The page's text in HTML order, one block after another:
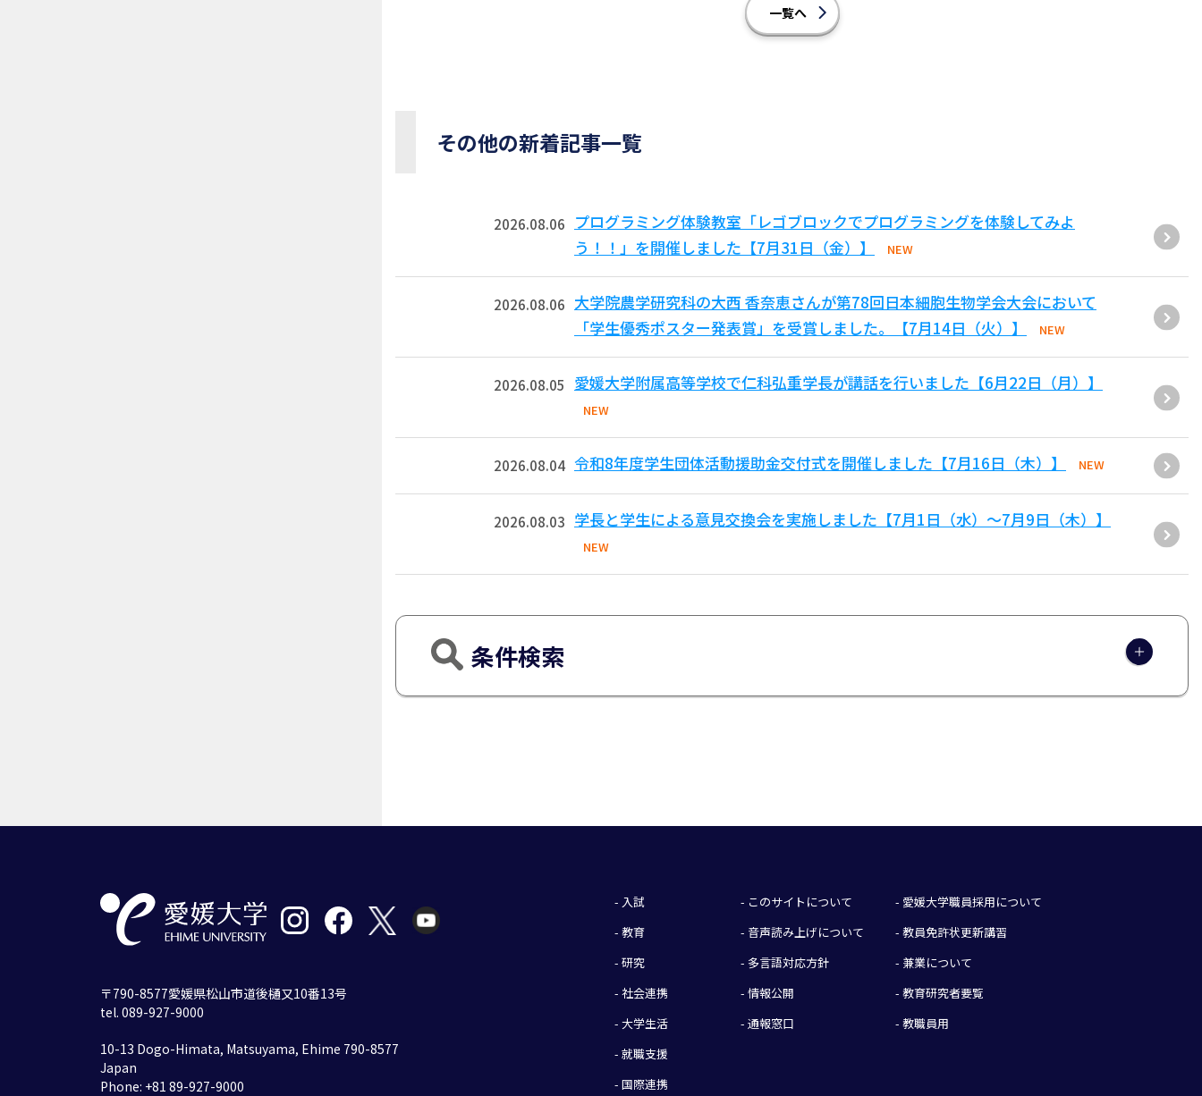
一覧へ
その他の新着記事一覧
2026.08.06
プログラミング体験教室「レゴブロックでプログラミングを体験してみよ
う！！」を開催しました【7月31日（金）】
NEW
2026.08.06 大学院農学研究科の大西 香奈恵さんが第78回日本細胞生物学会大会において
「学生優秀ポスター発表賞」を受賞しました。【7月14日（火）】
NEW
2026.08.05 愛媛大学附属高等学校で仁科弘重学長が講話を行いました【6月22日（月）】
NEW
2026.08.04 令和8年度学生団体活動援助金交付式を開催しました【7月16日（木）】 NEW
2026.08.03 学長と学生による意見交換会を実施しました【7月1日（水）～7月9日（木）】
NEW
条件検索
- 入試
- 教育
- 研究
- 社会連携
- 大学生活
- 就職支援
- 国際連携
- このサイトについて
- 音声読み上げについて
- 多言語対応方針
- 情報公開
- 通報窓口
- 愛媛大学職員採用について
- 教員免許状更新講習
- 兼業について
- 教育研究者要覧
- 教職員用
〒790-8577愛媛県松山市道後樋又10番13号
tel. 089-927-9000
10-13 Dogo-Himata, Matsuyama, Ehime 790-8577
Japan
Phone: +81 89-927-9000